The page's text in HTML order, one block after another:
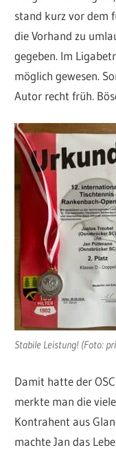
stand kurz vor dem
die Vorhand zu
gegeben. Im
möglich gewesen.
Autor recht früh.
Stabile Leistung! (Foto:
Damit hatte der
merkte man die
Kontrahent aus
machte Jan das